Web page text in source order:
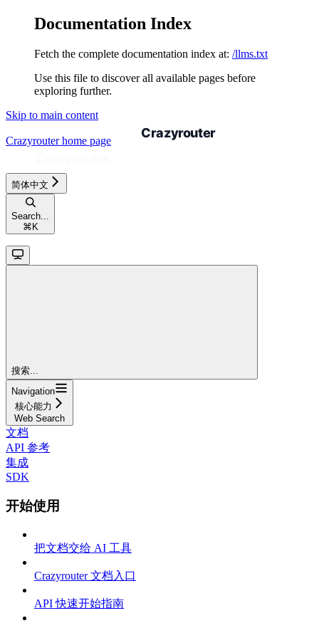
Documentation Index
Fetch the complete documentation index at: /llms.txt
Use this file to discover all available pages before
exploring further.
Skip to main content
Crazyrouterhome page
简体中文
Search...
⌘ K
搜索...
Navigation
核心能力
Web Search
文档
API 参考
集成
SDK
开始使用
把文档交给 AI 工具
Crazyrouter 文档入口
API 快速开始指南